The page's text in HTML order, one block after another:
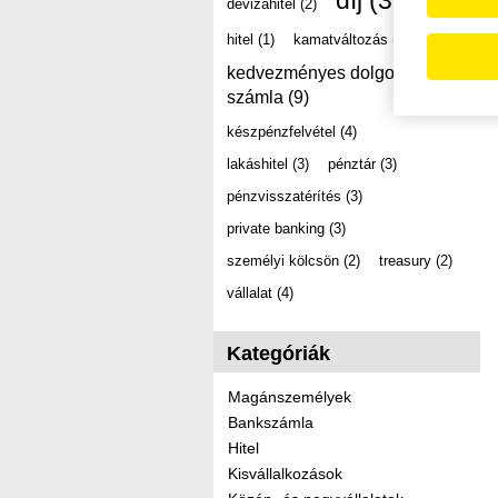
devizahitel (2)
hitel (1) kamatváltozás (2)
kedvezményes dolgozói
számla (9)
készpénzfelvétel (4)
lakáshitel (3) pénztár (3)
pénzvisszatérítés (3)
private banking (3)
személyi kölcsön (2) treasury (2)
vállalat (4)
Kategóriák
Magánszemélyek
Bankszámla
Hitel
Kisvállalkozások